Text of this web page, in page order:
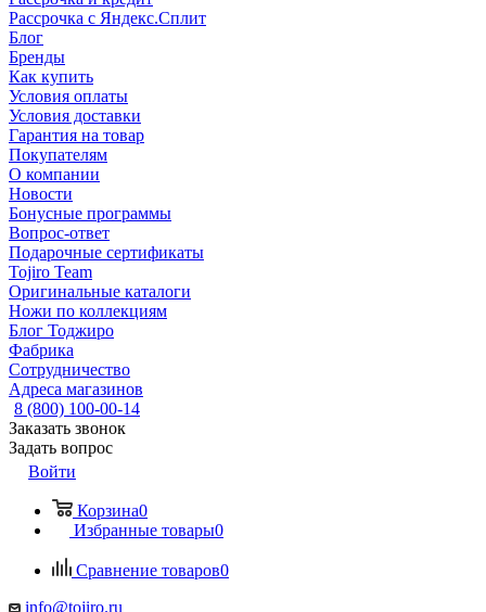
Рассрочка с Яндекс.Сплит
Блог
Бренды
Как купить
Условия оплаты
Условия доставки
Гарантия на товар
Покупателям
О компании
Новости
Бонусные программы
Вопрос-ответ
Подарочные сертификаты
Tojiro Team
Оригинальные каталоги
Ножи по коллекциям
Блог Тоджиро
Фабрика
Сотрудничество
Адреса магазинов
8 (800) 100-00-14
Заказать звонок
Задать вопрос
Войти
Корзина0
Избранные товары0
Сравнение товаров0
info@tojiro.ru